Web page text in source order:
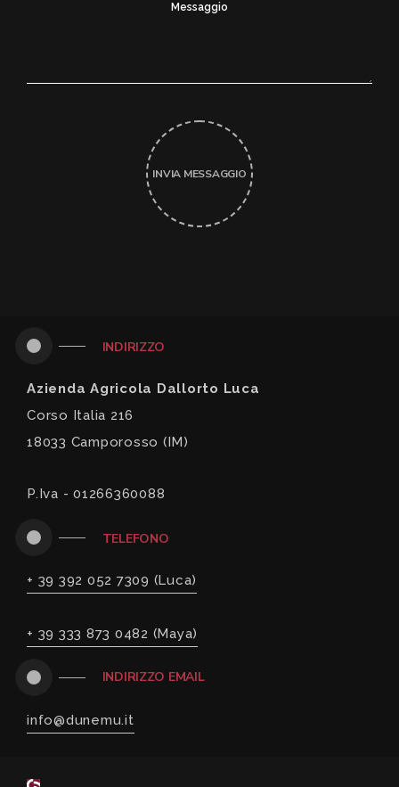
INVIA MESSAGGIO
INDIRIZZO
Azienda Agricola Dallorto Luca
Corso Italia 216
18033 Camporosso (IM)
P.Iva - 01266360088
TELEFONO
+ 39 392 052 7309 (Luca)
+ 39 333 873 0482 (Maya)
INDIRIZZO EMAIL
info@dunemu.it